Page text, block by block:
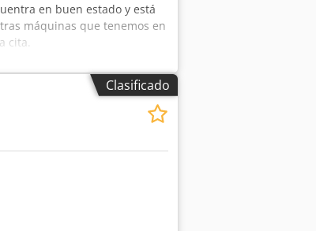
en buen estado y está
máquinas que tenemos en
cita.
Clasificado